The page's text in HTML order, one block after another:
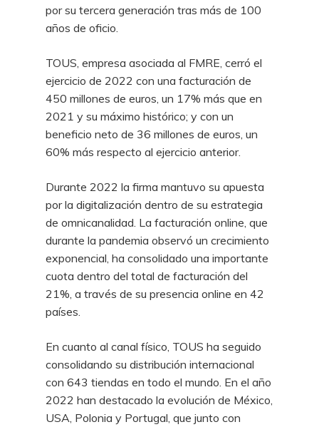
por su tercera generación tras más de 100
años de oficio.
TOUS, empresa asociada al FMRE, cerró el
ejercicio de 2022 con una facturación de
450 millones de euros, un 17% más que en
2021 y su máximo histórico; y con un
beneficio neto de 36 millones de euros, un
60% más respecto al ejercicio anterior.
Durante 2022 la firma mantuvo su apuesta
por la digitalización dentro de su estrategia
de omnicanalidad. La facturación online, que
durante la pandemia observó un crecimiento
exponencial, ha consolidado una importante
cuota dentro del total de facturación del
21%, a través de su presencia online en 42
países.
En cuanto al canal físico, TOUS ha seguido
consolidando su distribución internacional
con 643 tiendas en todo el mundo. En el año
2022 han destacado la evolución de México,
USA, Polonia y Portugal, que junto con